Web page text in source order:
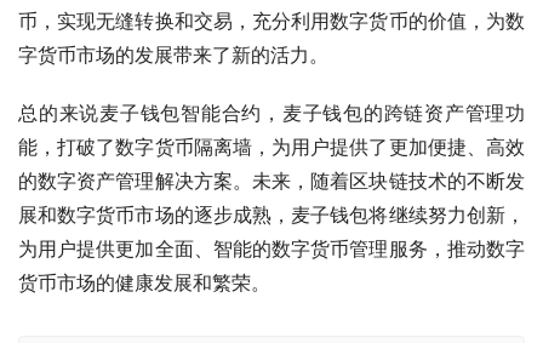
币，实现无缝转换和交易，充分利用数字货币的价值，为数
字货币市场的发展带来了新的活力。
总的来说麦子钱包智能合约，麦子钱包的跨链资产管理功
能，打破了数字货币隔离墙，为用户提供了更加便捷、高效
的数字资产管理解决方案。未来，随着区块链技术的不断发
展和数字货币市场的逐步成熟，麦子钱包将继续努力创新，
为用户提供更加全面、智能的数字货币管理服务，推动数字
货币市场的健康发展和繁荣。